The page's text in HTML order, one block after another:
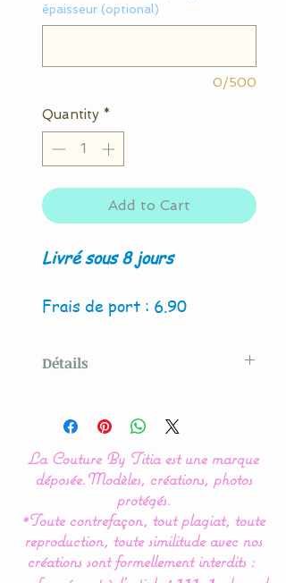
épaisseur (optional)
0/500
Quantity *
Add to Cart
Livré sous 8 jours
Frais de port : 6.90
Détails
By Titia
La housse de matelas à
langer est indispensable
pour la protection de votre
tapis à langer et le confort
de bébé.
La Couture By Titia est une marque
déposée.Modèles, créations, photos
protégés.
*Toute contrefaçon, tout plagiat, toute
reproduction, toute similitude avec nos
créations sont formellement interdits :